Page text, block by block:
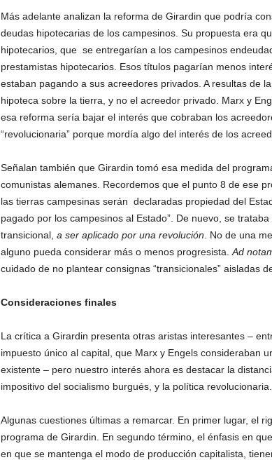
Más adelante analizan la reforma de Girardin que podría
deudas hipotecarias de los campesinos. Su propuesta era
hipotecarios, que se entregarían a los campesinos
prestamistas hipotecarios. Esos títulos pagarían menos
estaban pagando a sus acreedores privados. A resultas de
hipoteca sobre la tierra, y no el acreedor privado. Marx y
esa reforma sería bajar el interés que cobraban los
“revolucionaria” porque mordía algo del interés de los
Señalan también que Girardin tomó esa medida del
comunistas alemanes. Recordemos que el punto 8 de ese
las tierras campesinas serán declaradas propiedad del
pagado por los campesinos al Estado”. De nuevo, se
transicional, a ser aplicado por una revolución . No de una
alguno pueda considerar más o menos progresista. Ad
cuidado de no plantear consignas “transicionales” aisladas
Consideraciones finales
La crítica a Girardin presenta otras aristas interesantes –
impuesto único al capital, que Marx y Engels consideraban
existente – pero nuestro interés ahora es destacar la
impositivo del socialismo burgués, y la política revolucionaria.
Algunas cuestiones últimas a remarcar. En primer lugar, el
programa de Girardin. En segundo término, el énfasis en
en que se mantenga el modo de producción capitalista,